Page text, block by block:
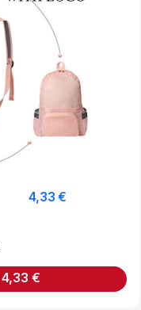
4,33€
4,33 €